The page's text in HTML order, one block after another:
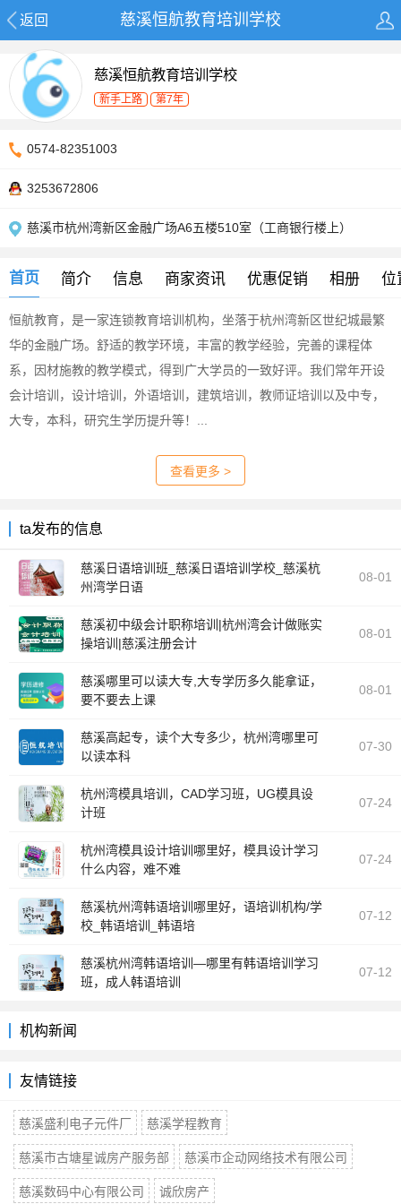
返回 慈溪恒航教育培训学校
慈溪恒航教育培训学校
新手上路 第7年
0574-82351003
3253672806
慈溪市杭州湾新区金融广场A6五楼510室（工商银行楼上）
首页 简介 信息 商家资讯 优惠促销 相册 位
恒航教育，是一家连锁教育培训机构，坐落于杭州湾新区世纪城最繁
华的金融广场。舒适的教学环境，丰富的教学经验，完善的课程体
系，因材施教的教学模式，得到广大学员的一致好评。我们常年开设
会计培训，设计培训，外语培训，建筑培训，教师证培训以及中专，
大专，本科，研究生学历提升等！...
查看更多 >
ta发布的信息
慈溪日语培训班_慈溪日语培训学校_慈溪杭
州湾学日语
08-01
慈溪初中级会计职称培训|杭州湾会计做账实
操培训|慈溪注册会计
08-01
慈溪哪里可以读大专,大专学历多久能拿证，
要不要去上课
08-01
慈溪高起专，读个大专多少，杭州湾哪里可
以读本科
07-30
杭州湾模具培训，CAD学习班，UG模具设
计班
07-24
杭州湾模具设计培训哪里好，模具设计学习
什么内容，难不难
07-24
慈溪杭州湾韩语培训哪里好，语培训机构/学
校_韩语培训_韩语培
07-12
慈溪杭州湾韩语培训—哪里有韩语培训学习
班，成人韩语培训
07-12
机构新闻
友情链接
慈溪盛利电子元件厂 慈溪学程教育
慈溪市古塘星诚房产服务部 慈溪市企动网络技术有限公司
慈溪数码中心有限公司 诚欣房产